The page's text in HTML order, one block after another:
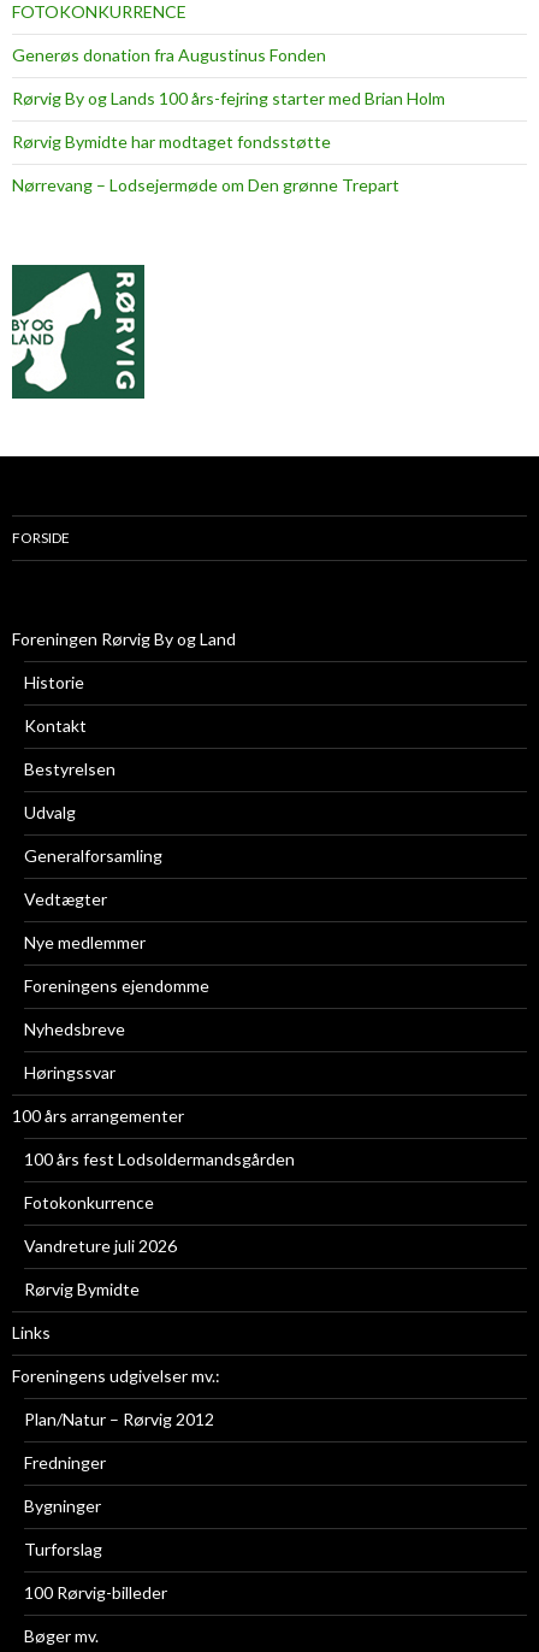
FOTOKONKURRENCE
Generøs donation fra Augustinus Fonden
Rørvig By og Lands 100 års-fejring starter med Brian Holm
Rørvig Bymidte har modtaget fondsstøtte
Nørrevang – Lodsejermøde om Den grønne Trepart
FORSIDE
Foreningen Rørvig By og Land
Historie
Kontakt
Bestyrelsen
Udvalg
Generalforsamling
Vedtægter
Nye medlemmer
Foreningens ejendomme
Nyhedsbreve
Høringssvar
100 års arrangementer
100 års fest Lodsoldermandsgården
Fotokonkurrence
Vandreture juli 2026
Rørvig Bymidte
Links
Foreningens udgivelser mv.:
Plan/Natur – Rørvig 2012
Fredninger
Bygninger
Turforslag
100 Rørvig-billeder
Bøger mv.